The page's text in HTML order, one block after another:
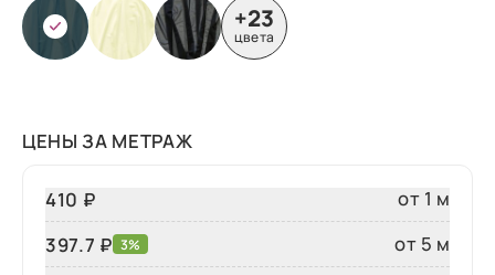
+23
цвета
ЦЕНЫ ЗА МЕТРАЖ
410 ₽
от 1 м
397.7 ₽ 3%
от 5 м